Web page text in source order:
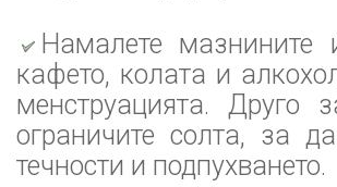
Намалете мазнините
кафето, колата и
менструацията. Друго
ограничите солта, за
течности и подпухването.